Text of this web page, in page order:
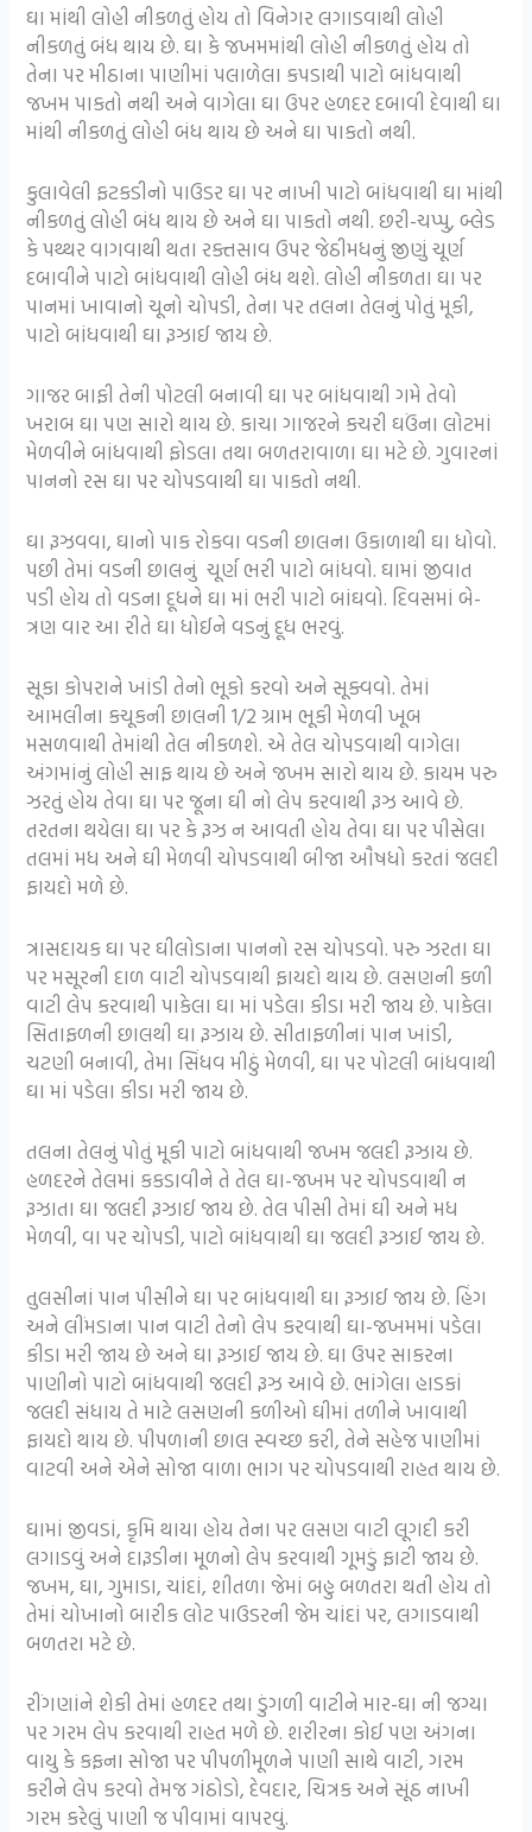
ઘા માંથી લોહી નીકળતું હોય તો વિનેગર લગાડવાથી લોહી
નીકળતું બંધ થાય છે. ઘા કે જખમમાંથી લોહી નીકળતું હોય તો
તેના પર મીઠાના પાણીમાં પલાળેલા કપડાથી પાટો બાંધવાથી
જખમ પાકતો નથી અને વાગેલા ઘા ઉપર હળદર દબાવી દેવાથી ઘા
માંથી નીકળતું લોહી બંધ થાય છે અને ઘા પાકતો નથી.
કુલાવેલી ફટકડીનો પાઉડર ઘા પર નાખી પાટો બાંધવાથી ઘા માંથી
નીકળતું લોહી બંધ થાય છે અને ઘા પાકતો નથી. છરી-ચપ્પુ, બ્લેડ
કે પથ્થર વાગવાથી થતા રક્તસાવ ઉપર જેઠીમધનું જીણું ચૂર્ણ
દબાવીને પાટો બાંધવાથી લોહી બંધ થશે. લોહી નીકળતા ઘા પર
પાનમાં ખાવાનો ચૂનો ચોપડી, તેના પર તલના તેલનું પોતું મૂકી,
પાટો બાંધવાથી ઘા રૂઝાઈ જાય છે.
ગાજર બાફી તેની પોટલી બનાવી ઘા પર બાંધવાથી ગમે તેવો
ખરાબ ઘા પણ સારો થાય છે. કાચા ગાજરને કચરી ઘઉંના લોટમાં
મેળવીને બાંધવાથી ફોડલા તથા બળતરાવાળા ઘા મટે છે. ગુવારનાં
પાનનો રસ ઘા પર ચોપડવાથી ઘા પાકતો નથી.
ઘા રૂઝવવા, ઘાનો પાક રોકવા વડની છાલના ઉકાળાથી ઘા ધોવો.
પછી તેમાં વડની છાલનું ચૂર્ણ ભરી પાટો બાંધવો. ઘામાં જીવાત
પડી હોય તો વડના દૂધને ઘા માં ભરી પાટો બાંઘવો. દિવસમાં બે-
ત્રણ વાર આ રીતે ઘા ધોઈને વડનું દૂધ ભરવું.
સૂકા કોપરાને ખાંડી તેનો ભૂકો કરવો અને સૂક્વવો. તેમાં
આમલીના કચૂકની છાલની 1/2 ગ્રામ ભૂકી મેળવી ખૂબ
મસળવાથી તેમાંથી તેલ નીકળશે. એ તેલ ચોપડવાથી વાગેલા
અંગમાંનું લોહી સાફ થાય છે અને જખમ સારો થાય છે. કાયમ પરુ
ઝરતું હોય તેવા ઘા પર જૂના ઘી નો લેપ કરવાથી રૂઝ આવે છે.
તરતના થયેલા ઘા પર કે રૂઝ ન આવતી હોય તેવા ઘા પર પીસેલા
તલમાં મધ અને ઘી મેળવી ચોપડવાથી બીજા ઔષધો કરતાં જલદી
ફાયદો મળે છે.
ત્રાસદાયક ઘા પર ઘીલોડાના પાનનો રસ ચોપડવો. પરુ ઝરતા ઘા
પર મસૂરની દાળ વાટી ચોપડવાથી ફાયદો થાય છે. લસણની કળી
વાટી લેપ કરવાથી પાકેલા ઘા માં પડેલા કીડા મરી જાય છે. પાકેલા
સિતાફળની છાલથી ઘા રૂઝાય છે. સીતાફળીનાં પાન ખાંડી,
ચટણી બનાવી, તેમા સિંધવ મીઠું મેળવી, ઘા પર પોટલી બાંધવાથી
ઘા માં પડેલા કીડા મરી જાય છે.
તલના તેલનું પોતું મૂકી પાટો બાંધવાથી જખમ જલદી રૂઝાય છે.
હળદરને તેલમાં કકડાવીને તે તેલ ઘા-જખમ પર ચોપડવાથી ન
રૂઝાતા ઘા જલદી રૂઝાઈ જાય છે. તેલ પીસી તેમાં ઘી અને મધ
મેળવી, વા પર ચોપડી, પાટો બાંધવાથી ઘા જલદી રૂઝાઈ જાય છે.
તુલસીનાં પાન પીસીને ઘા પર બાંધવાથી ઘા રૂઝાઈ જાય છે. હિંગ
અને લીંમડાના પાન વાટી તેનો લેપ કરવાથી ઘા-જખમમાં પડેલા
કીડા મરી જાય છે અને ઘા રૂઝાઈ જાય છે. ઘા ઉપર સાકરના
પાણીનો પાટો બાંધવાથી જલદી રૂઝ આવે છે. ભાંગેલા હાડકાં
જલદી સંધાય તે માટે લસણની કળીઓ ઘીમાં તળીને ખાવાથી
ફાયદો થાય છે. પીપળાની છાલ સ્વચ્છ કરી, તેને સહેજ પાણીમાં
વાટવી અને એને સોજા વાળા ભાગ પર ચોપડવાથી રાહત થાય છે.
ઘામાં જીવડાં, કૃમિ થાયા હોય તેના પર લસણ વાટી લૂગદી કરી
લગાડવું અને દારૂડીના મૂળનો લેપ કરવાથી ગૂમડું ફાટી જાય છે.
જખમ, ઘા, ગુમાડા, ચાંદાં, શીતળા જેમાં બહુ બળતરા થતી હોય તો
તેમાં ચોખાનો બારીક લોટ પાઉડરની જેમ ચાંદાં પર, લગાડવાથી
બળતરા મટે છે.
રીંગણાંને શેકી તેમાં હળદર તથા ડુંગળી વાટીને માર-ઘા ની જગ્યા
પર ગરમ લેપ કરવાથી રાહત મળે છે. શરીરના કોઈ પણ અંગના
વાયુ કે કફના સોજા પર પીપળીમૂળને પાણી સાથે વાટી, ગરમ
કરીને લેપ કરવો તેમજ ગંઠોડો, દેવદાર, ચિત્રક અને સૂંઠ નાખી
ગરમ કરેલું પાણી જ પીવામાં વાપરવું.